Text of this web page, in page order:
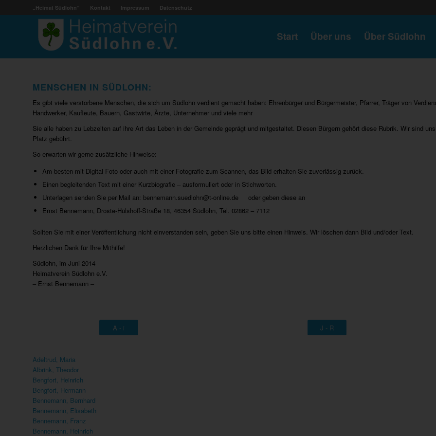
„Heimat Südlohn“ Kontakt Impressum Datenschutz
Start Über uns Über Südlohn
MENSCHEN IN SÜDLOHN:
Es gibt viele verstorbene Menschen, die sich um Südlohn verdient gemacht haben: Ehrenbürger und Bürgermeister, Pfarrer, Träger von
Handwerker, Kaufleute, Bauern, Gastwirte, Ärzte, Unternehmer und viele mehr
Sie alle haben zu Lebzeiten auf ihre Art das Leben in der Gemeinde geprägt und mitgestaltet. Diesen Bürgern gehört diese Rubrik. Wir sind
Platz gebührt.
So erwarten wir gerne zusätzliche Hinweise:
Am besten mit Digital-Foto oder auch mit einer Fotografie zum Scannen, das Bild erhalten Sie zuverlässig zurück.
Einen begleitenden Text mit einer Kurzbiografie – ausformuliert oder in Stichworten.
Unterlagen senden Sie per Mail an: bennemann.suedlohn@t-online.de oder geben diese an
Ernst Bennemann, Droste-Hülshoff-Straße 18, 46354 Südlohn, Tel. 02862 – 7112
Sollten Sie mit einer Veröffentlichung nicht einverstanden sein, geben Sie uns bitte einen Hinweis. Wir löschen dann Bild und/oder Text.
Herzlichen Dank für Ihre Mithilfe!
Südlohn, im Juni 2014
Heimatverein Südlohn e.V.
– Ernst Bennemann –
A - i J - R
Adeltrud, Maria
Albrink, Theodor
Bengfort, Heinrich
Bengfort, Hermann
Bennemann, Bernhard
Bennemann, Elisabeth
Bennemann, Franz
Bennemann, Heinrich